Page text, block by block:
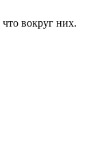
вокруг них.